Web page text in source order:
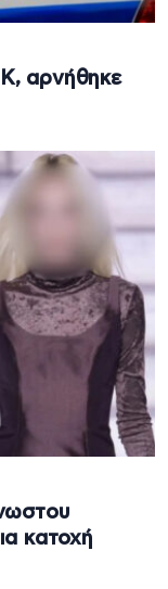
αρνήθηκε
κατοχή